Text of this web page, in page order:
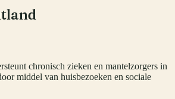
chronisch zieken en mantelzorgers in
middel van huisbezoeken en sociale